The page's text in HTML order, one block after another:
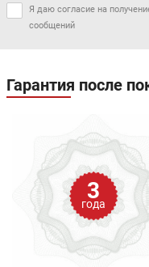
Я даю согласие на
сообщений
Гарантия после
3
года